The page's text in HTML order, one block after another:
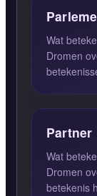
Wat
Dromen
Partner
Wat
Dromen
betekenis